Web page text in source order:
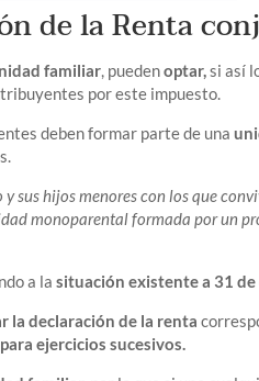
de la Renta
familiar, puedenoptar,si así
por este impuesto.
deben formar parte de una
sus hijos menores con los que
monoparental formada por un
a lasituación existente a 31
la declaración de la renta
ejercicios sucesivos.